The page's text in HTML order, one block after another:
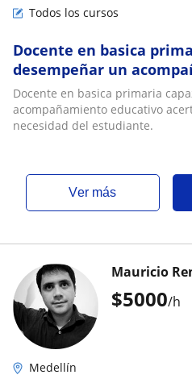
Todos los cursos
Docente en basica
desempeñar un
acertivo que sea acorde
estudiante
Docente en basica primaria
acompañamiento educativo
necesidad del estudiante.
ver más
$5000/h
Mauricio
Medellín